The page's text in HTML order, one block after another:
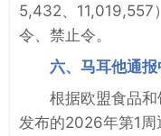
5,432、11,019,557
令、禁止令。
六、马耳他通
根据欧盟食品和
发布的2026年第1